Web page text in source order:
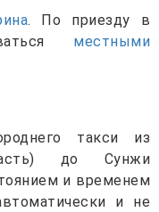
. По приезду в
местными
такси из
до Сунжи
и временем
и не